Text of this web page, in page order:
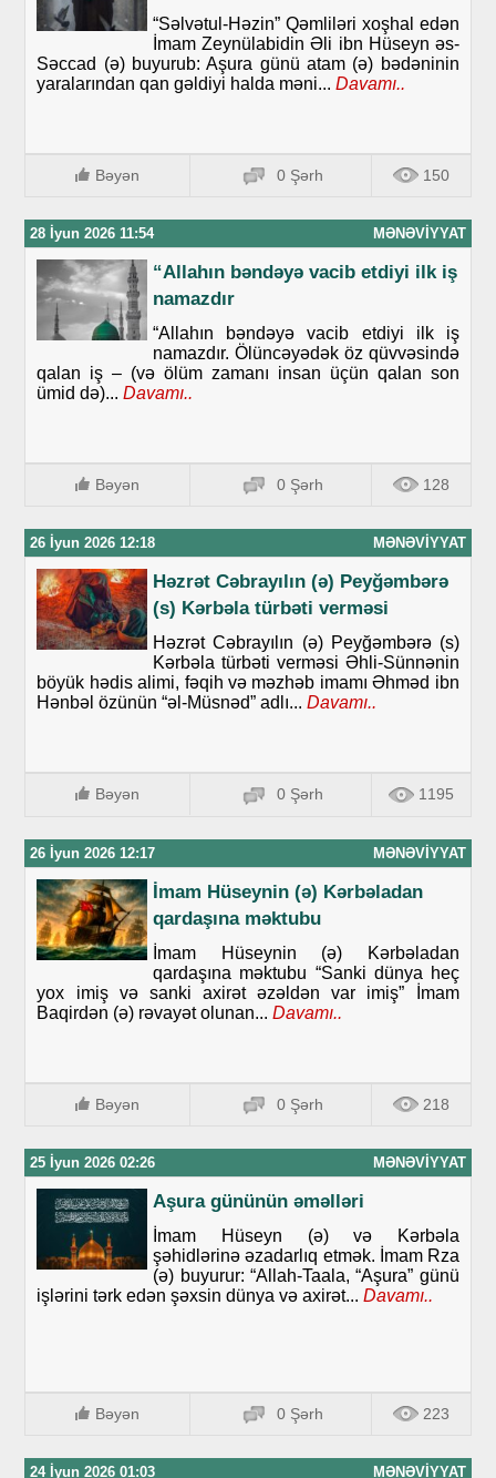
“Səlvətul-Həzin” Qəmliləri xoşhal edən
İmam Zeynülabidin Əli ibn Hüseyn əs-
Səccad (ə) buyurub: Aşura günü atam (ə) bədəninin
yaralarından qan gəldiyi halda məni... Davamı..
Bəyən 0 Şərh 150
28 İyun 2026 11:54 MƏNƏVIYYAT
“Allahın bəndəyə vacib etdiyi ilk iş
namazdır
“Allahın bəndəyə vacib etdiyi ilk iş
namazdır. Ölüncəyədək öz qüvvəsində
qalan iş – (və ölüm zamanı insan üçün qalan son
ümid də)... Davamı..
Bəyən 0 Şərh 128
26 İyun 2026 12:18 MƏNƏVIYYAT
Həzrət Cəbrayılın (ə) Peyğəmbərə
(s) Kərbəla türbəti verməsi
Həzrət Cəbrayılın (ə) Peyğəmbərə (s)
Kərbəla türbəti verməsi Əhli-Sünnənin
böyük hədis alimi, fəqih və məzhəb imamı Əhməd ibn
Hənbəl özünün “əl-Müsnəd” adlı... Davamı..
Bəyən 0 Şərh 1195
26 İyun 2026 12:17 MƏNƏVIYYAT
İmam Hüseynin (ə) Kərbəladan
qardaşına məktubu
İmam Hüseynin (ə) Kərbəladan
qardaşına məktubu “Sanki dünya heç
yox imiş və sanki axirət əzəldən var imiş” İmam
Baqirdən (ə) rəvayət olunan... Davamı..
Bəyən 0 Şərh 218
25 İyun 2026 02:26 MƏNƏVIYYAT
Aşura gününün əməlləri
İmam Hüseyn (ə) və Kərbəla
şəhidlərinə əzadarlıq etmək. İmam Rza
(ə) buyurur: “Allah-Taala, “Aşura” günü
işlərini tərk edən şəxsin dünya və axirət... Davamı..
Bəyən 0 Şərh 223
24 İyun 2026 01:03 MƏNƏVIYYAT